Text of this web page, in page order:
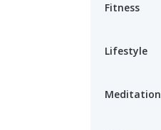
Fitness
Lifestyle
Meditation